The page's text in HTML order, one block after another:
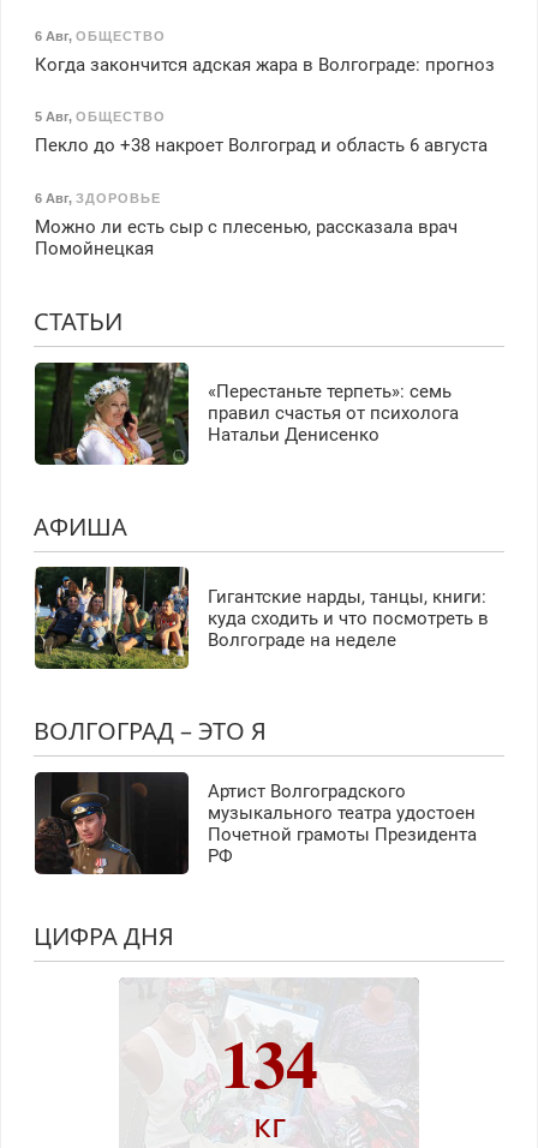
6 Авг, ОБЩЕСТВО
Когда закончится адская жара в Волгограде: прогноз
5 Авг, ОБЩЕСТВО
Пекло до +38 накроет Волгоград и область 6 августа
6 Авг, ЗДОРОВЬЕ
Можно ли есть сыр с плесенью, рассказала врач
Помойнецкая
СТАТЬИ
«Перестаньте терпеть»: семь
правил счастья от психолога
Натальи Денисенко
АФИША
Гигантские нарды, танцы, книги:
куда сходить и что посмотреть в
Волгограде на неделе
ВОЛГОГРАД – ЭТО Я
Артист Волгоградского
музыкального театра удостоен
Почетной грамоты Президента
РФ
ЦИФРА ДНЯ
134
кг